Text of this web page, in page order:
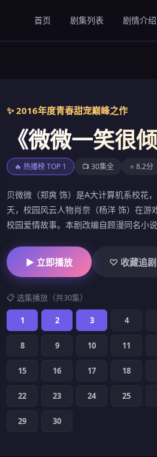
首页 剧集列表 剧情介绍
✨ 2016年度青春甜宠巅峰之作
《微微一笑很
🔥 热播榜 TOP 1 📺 30集全 ⭐ 8.2分
贝微微（郑爽 饰）是A大计算机系校花
天，校园风云人物肖奈（杨洋 饰）在游
校园爱情故事。本剧改编自顾漫同名小
▶ 立即播放 ♡ 收藏追剧
📋 选集播放（共30集）
1 2 3 4
8 9 10 11
15 16 17 18
22 23 24 25
29 30